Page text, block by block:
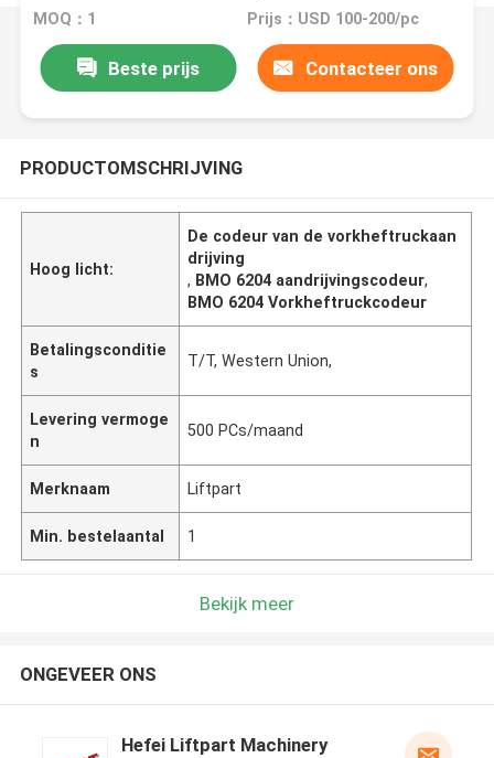
MOQ：1 Prijs：USD 100-200/pc
Beste prijs Contacteer ons
PRODUCTOMSCHRIJVING
Hoog licht:
De codeur van de vorkheftruckaan
drijving
, BMO 6204 aandrijvingscodeur,
BMO 6204 Vorkheftruckcodeur
Betalingsconditie
s
T/T, Western Union,
Levering vermoge
n
500 PCs/maand
Merknaam Liftpart
Min. bestelaantal 1
Bekijk meer
ONGEVEER ONS
Hefei Liftpart Machinery